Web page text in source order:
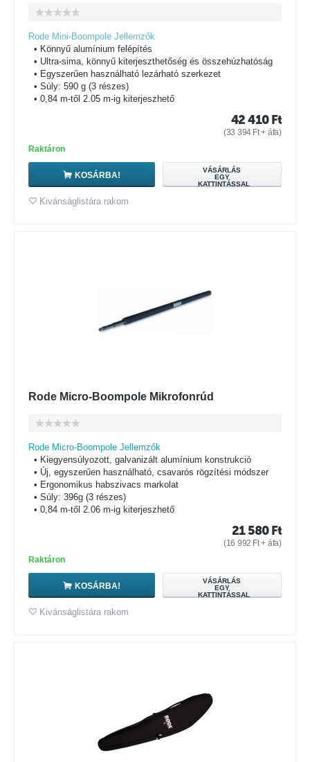
Rode Mini-Boompole Jellemzők
• Könnyű alumínium felépítés
• Ultra-sima, könnyű kiterjeszthetőség és összehúzhatóság
• Egyszerűen használható lezárható szerkezet
• Súly: 590 g (3 részes)
• 0,84 m-től 2.05 m-ig kiterjeszhető
42 410 Ft
(33 394 Ft+ áfa)
Raktáron
KOSÁRBA!
VÁSÁRLÁS
EGY
KATTINTÁSSAL
Kivánságlistára rakom
Rode Micro-Boompole Mikrofonrúd
Rode Micro-Boompole Jellemzők
• Kiegyensúlyozott, galvanizált alumínium konstrukció
• Új, egyszerűen használható, csavarós rögzítési módszer
• Ergonomikus habszivacs markolat
• Súly: 396g (3 részes)
• 0,84 m-től 2.06 m-ig kiterjeszhető
21 580 Ft
(16 992 Ft+ áfa)
Raktáron
KOSÁRBA!
VÁSÁRLÁS
EGY
KATTINTÁSSAL
Kivánságlistára rakom